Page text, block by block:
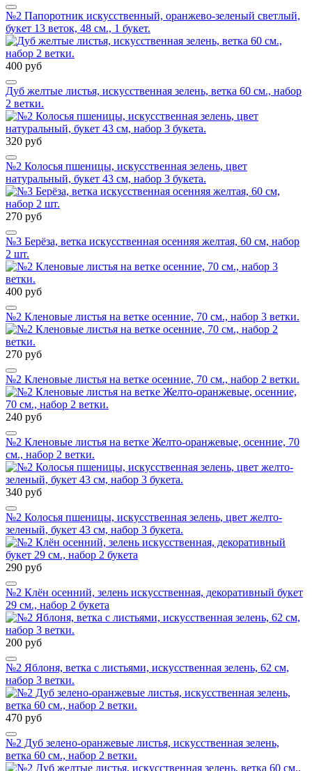
№2 Папоротник искусственный, оранжево-зеленый светлый,
букет 13 веток, 48 см., 1 букет.
400 руб
Дуб желтые листья, искусственная зелень, ветка 60 см., набор
2 ветки.
320 руб
№2 Колосья пшеницы, искусственная зелень, цвет
натуральный, букет 43 см, набор 3 букета.
270 руб
№3 Берёза, ветка искусственная осенняя желтая, 60 см, набор
2 шт.
400 руб
№2 Кленовые листья на ветке осенние, 70 см., набор 3 ветки.
270 руб
№2 Кленовые листья на ветке осенние, 70 см., набор 2 ветки.
240 руб
№2 Кленовые листья на ветке Желто-оранжевые, осенние, 70
см., набор 2 ветки.
340 руб
№2 Колосья пшеницы, искусственная зелень, цвет желто-
зеленый, букет 43 см, набор 3 букета.
290 руб
№2 Клён осенний, зелень искусственная, декоративный букет
29 см., набор 2 букета
200 руб
№2 Яблоня, ветка с листьями, искусственная зелень, 62 см,
набор 3 ветки.
470 руб
№2 Дуб зелено-оранжевые листья, искусственная зелень,
ветка 60 см., набор 2 ветки.